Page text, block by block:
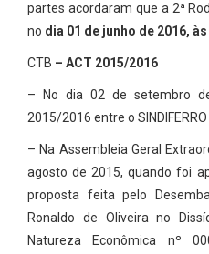
partes acordaram que a 2ª
no dia 01 de junho de 2016,
CTB – ACT 2015/2016
– No dia 02 de setembro
2015/2016 entre o SINDIFERRO
– Na Assembleia Geral
agosto de 2015, quando foi
proposta feita pelo
Ronaldo de Oliveira no
Natureza Econômica nº